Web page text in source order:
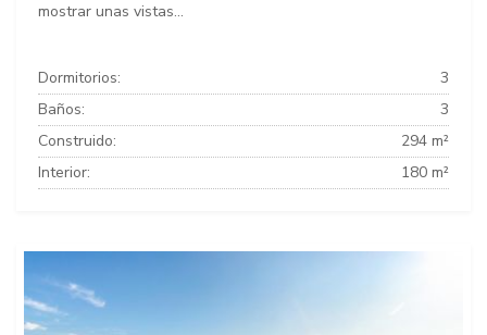
mostrar unas vistas...
Dormitorios:
3
Baños:
3
Construido:
294 m²
Interior:
180 m²